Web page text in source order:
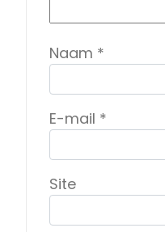
Naam *
E-mail *
Site